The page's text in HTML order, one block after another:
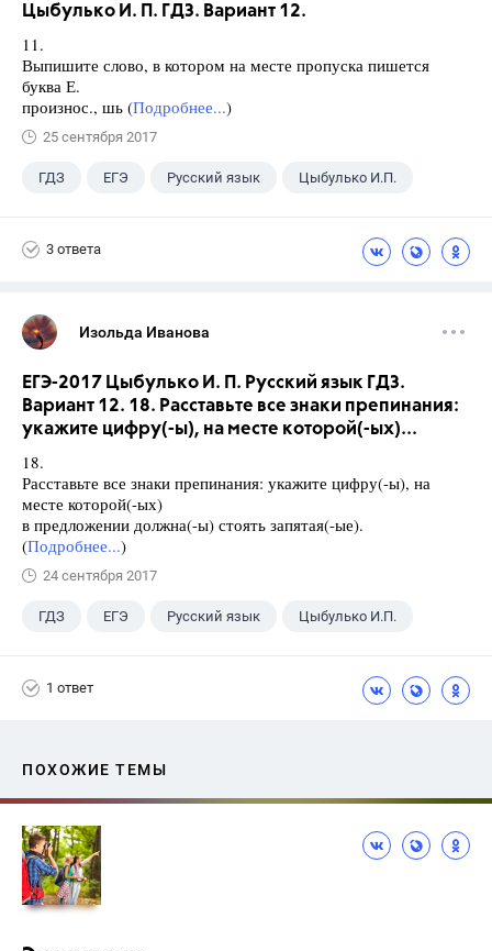
Цыбулько И. П. ГДЗ. Вариант 12.
11.
Выпишите слово, в котором на месте пропуска пишется
буква Е.
произнос., шь (Подробнее...)
25 сентября 2017
ГДЗ ЕГЭ Русский язык Цыбулько И.П.
3 ответа
Изольда Иванова
ЕГЭ-2017 Цыбулько И. П. Русский язык ГДЗ.
Вариант 12. 18. Расставьте все знаки препинания:
укажите цифру(-ы), на месте которой(-ых)...
18.
Расставьте все знаки препинания: укажите цифру(-ы), на
месте которой(-ых)
в предложении должна(-ы) стоять запятая(-ые).
(Подробнее...)
24 сентября 2017
ГДЗ ЕГЭ Русский язык Цыбулько И.П.
1 ответ
ПОХОЖИЕ ТЕМЫ